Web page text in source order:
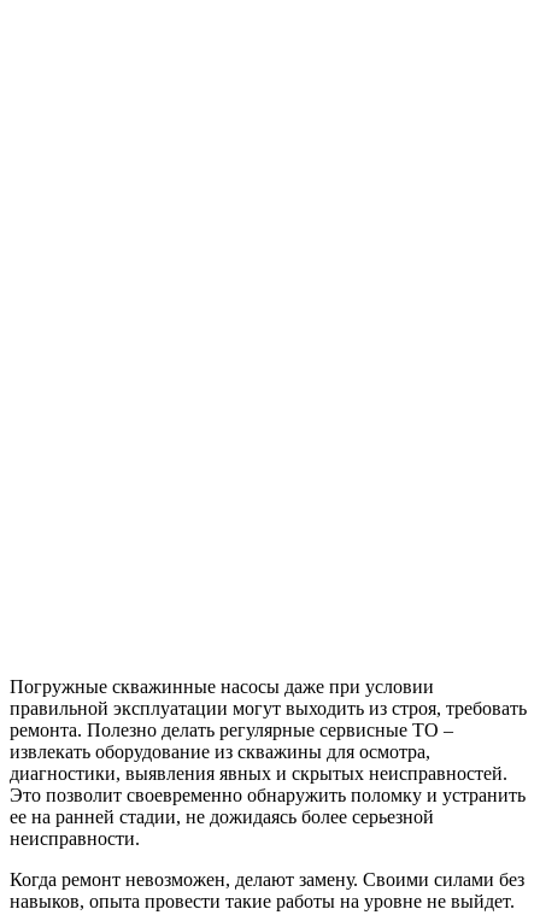
Погружные скважинные насосы даже при условии
правильной эксплуатации могут выходить из строя, требовать
ремонта. Полезно делать регулярные сервисные ТО –
извлекать оборудование из скважины для осмотра,
диагностики, выявления явных и скрытых неисправностей.
Это позволит своевременно обнаружить поломку и устранить
ее на ранней стадии, не дожидаясь более серьезной
неисправности.
Когда ремонт невозможен, делают замену. Своими силами без
навыков, опыта провести такие работы на уровне не выйдет.